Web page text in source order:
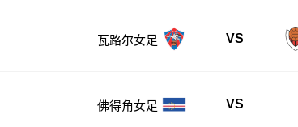
瓦路尔女足 VS
佛得角女足 VS